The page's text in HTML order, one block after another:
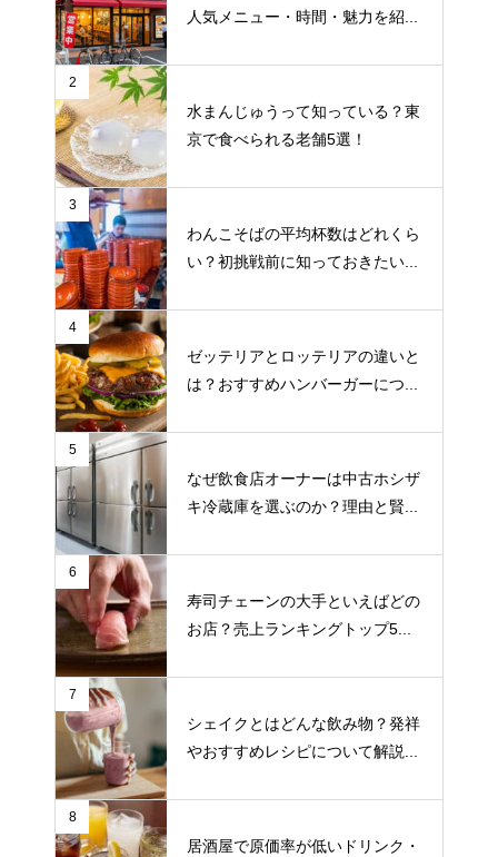
人気メニュー・時間・魅力を紹...
2
水まんじゅうって知っている？東
京で食べられる老舗5選！
3
わんこそばの平均杯数はどれくら
い？初挑戦前に知っておきたい...
4
ゼッテリアとロッテリアの違いと
は？おすすめハンバーガーにつ...
5
なぜ飲食店オーナーは中古ホシザ
キ冷蔵庫を選ぶのか？理由と賢...
6
寿司チェーンの大手といえばどの
お店？売上ランキングトップ5...
7
シェイクとはどんな飲み物？発祥
やおすすめレシピについて解説...
8
居酒屋で原価率が低いドリンク・